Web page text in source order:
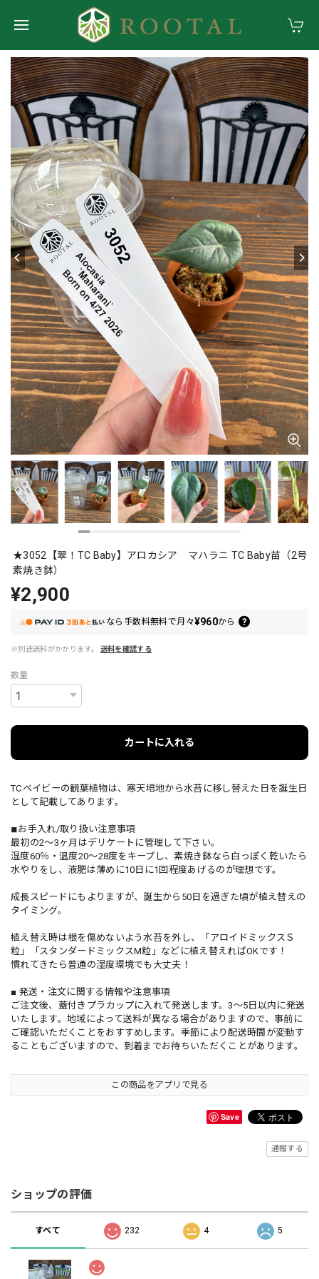
★3052【翠！TC Baby】アロカシア マハラニ TC Baby苗（2号
素焼き鉢）
¥2,900
なら 手数料無料で月々¥960から
※別途送料がかかります。 送料を確認する
数量
カートに入れる
TCベイビーの観葉植物は、寒天培地から水苔に移し替えた日を誕生日
として記載してあります。
◾︎お手入れ/取り扱い注意事項
最初の2～3ヶ月はデリケートに管理して下さい。
湿度60％・温度20～28度をキープし、素焼き鉢なら白っぽく乾いたら
水やりをし、液肥は薄めに10日に1回程度あげるのが理想です。
成長スピードにもよりますが、誕生から50日を過ぎた頃が植え替えの
タイミング。
植え替え時は根を傷めないよう水苔を外し、「アロイドミックスＳ
粒」「スタンダードミックスМ粒」などに植え替えればOKです！
慣れてきたら普通の湿度環境でも大丈夫！
■ 発送・注文に関する情報や注意事項
ご注文後、蓋付きプラカップに入れて発送します。3〜5日以内に発送
いたします。地域によって送料が異なる場合がありますので、事前に
ご確認いただくことをおすすめします。季節により配送時間が変動す
ることもございますので、到着までお待ちいただくことがあります。
この商品をアプリで見る
Save
通報する
ショップの評価
すべて 232 4 5